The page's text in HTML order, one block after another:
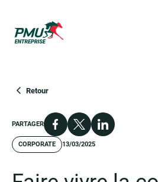
Retour
CORPORATE 13/03/2025
PARTAGER Facebook
X LinkedIn